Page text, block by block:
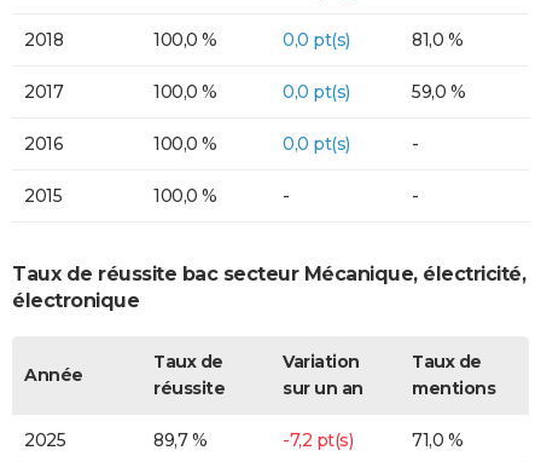
2018 100,0 % 0,0 pt(s) 81,0 %
2017 100,0 % 0,0 pt(s) 59,0 %
2016 100,0 % 0,0 pt(s) -
2015 100,0 % - -
Taux de réussite bac secteur Mécanique, électricité,
électronique
Année
Taux de
réussite
Variation
sur un an
Taux de
mentions
2025 89,7 % -7,2 pt(s) 71,0 %